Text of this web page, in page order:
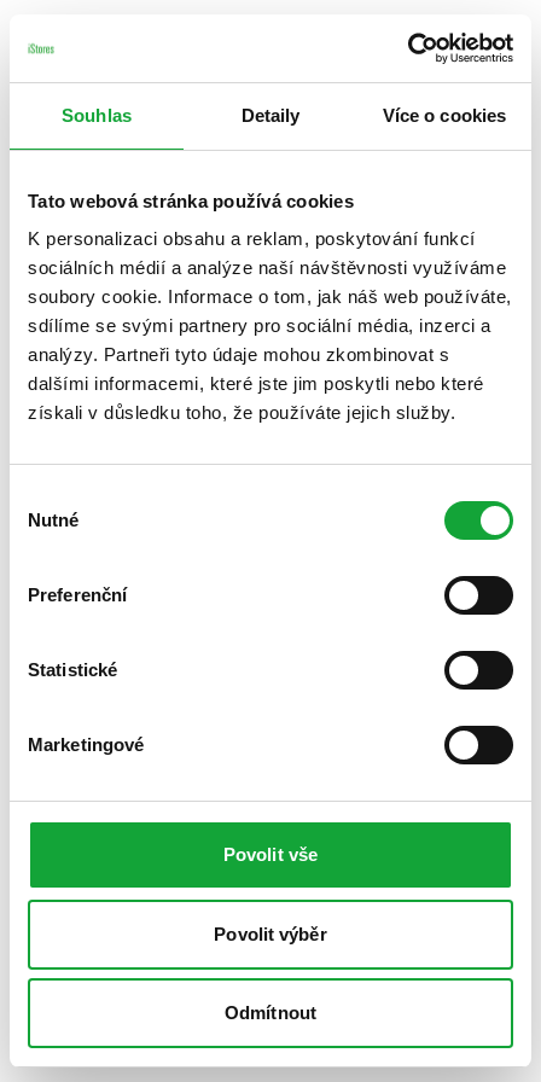
Souhlas Detaily Více o cookies
Tato webová stránka používá cookies
K personalizaci obsahu a reklam, poskytování funkcí
sociálních médií a analýze naší návštěvnosti využíváme
soubory cookie. Informace o tom, jak náš web používáte,
sdílíme se svými partnery pro sociální média, inzerci a
analýzy. Partneři tyto údaje mohou zkombinovat s
dalšími informacemi, které jste jim poskytli nebo které
získali v důsledku toho, že používáte jejich služby.
souhlasu
Nutné
Preferenční
Statistické
Marketingové
Povolit vše
Povolit výběr
Odmítnout